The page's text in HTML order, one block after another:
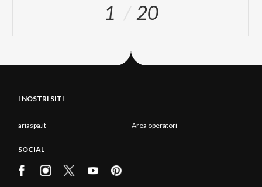
1 20
I NOSTRI SITI
ariaspa.it Area operatori
SOCIAL